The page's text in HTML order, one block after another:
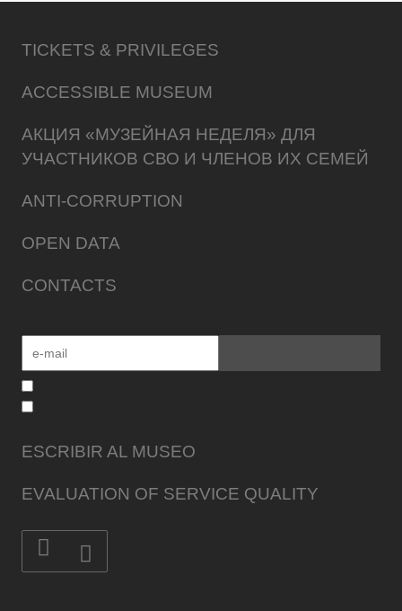
TICKETS & PRIVILEGES
ACCESSIBLE MUSEUM
АКЦИЯ «МУЗЕЙНАЯ НЕДЕЛЯ» ДЛЯ
УЧАСТНИКОВ СВО И ЧЛЕНОВ ИХ СЕМЕЙ
ANTI-CORRUPTION
OPEN DATA
CONTACTS
ESCRIBIR AL MUSEO
EVALUATION OF SERVICE QUALITY